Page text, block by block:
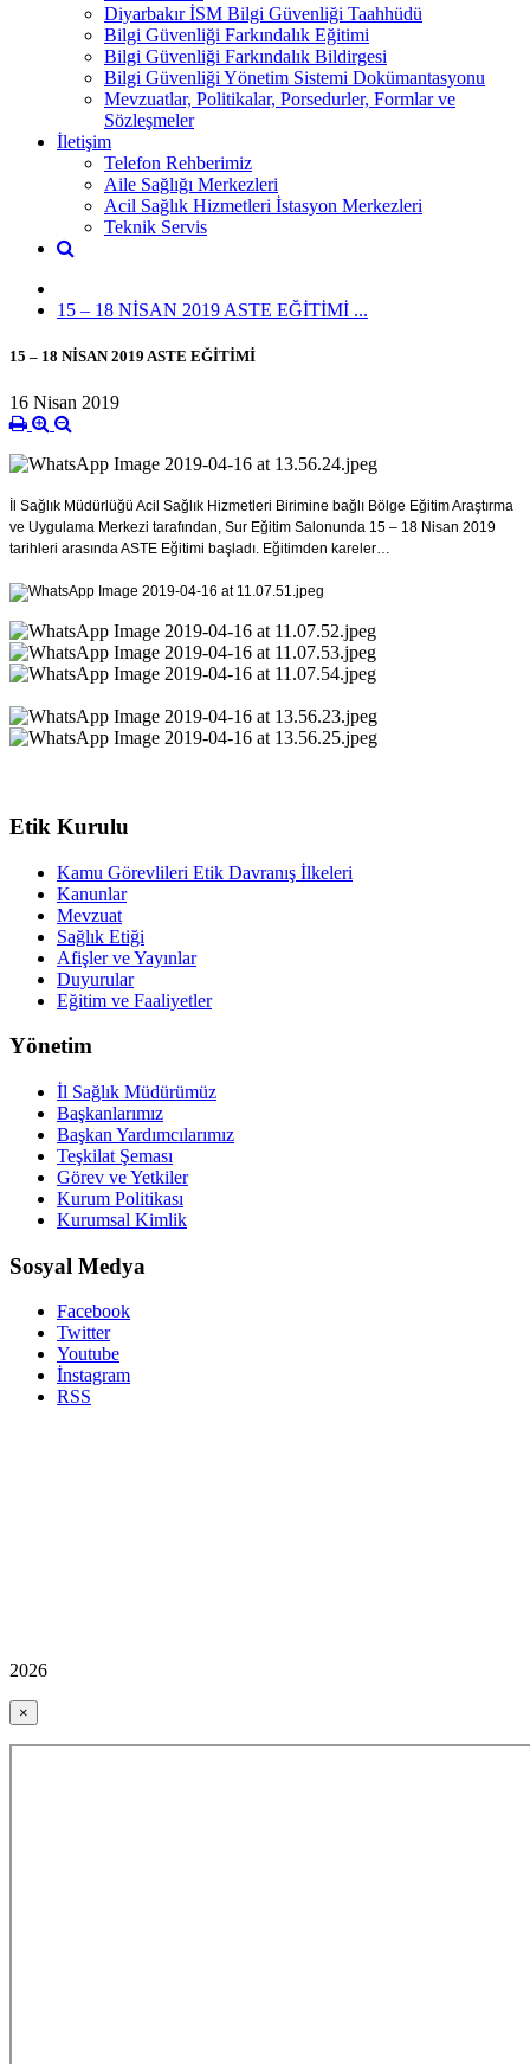
Diyarbakır İSM Bilgi Güvenliği Taahhüdü
Bilgi Güvenliği Farkındalık Eğitimi
Bilgi Güvenliği Farkındalık Bildirgesi
Bilgi Güvenliği Yönetim Sistemi Dokümantasyonu
Mevzuatlar, Politikalar, Porsedurler, Formlar ve
Sözleşmeler
İletişim
Telefon Rehberimiz
Aile Sağlığı Merkezleri
Acil Sağlık Hizmetleri İstasyon Merkezleri
Teknik Servis
15 – 18 NİSAN 2019 ASTE EĞİTİMİ ...
15 – 18 NİSAN 2019 ASTE EĞİTİMİ
16 Nisan 2019
İl Sağlık Müdürlüğü Acil Sağlık Hizmetleri Birimine bağlı Bölge Eğitim Araştırma
ve Uygulama Merkezi tarafından, Sur Eğitim Salonunda 15 – 18 Nisan 2019
tarihleri arasında ASTE Eğitimi başladı. Eğitimden kareler…
Etik Kurulu
Kamu Görevlileri Etik Davranış İlkeleri
Kanunlar
Mevzuat
Sağlık Etiği
Afişler ve Yayınlar
Duyurular
Eğitim ve Faaliyetler
Yönetim
İl Sağlık Müdürümüz
Başkanlarımız
Başkan Yardımcılarımız
Teşkilat Şeması
Görev ve Yetkiler
Kurum Politikası
Kurumsal Kimlik
Sosyal Medya
Facebook
Twitter
Youtube
İnstagram
RSS
2026
×